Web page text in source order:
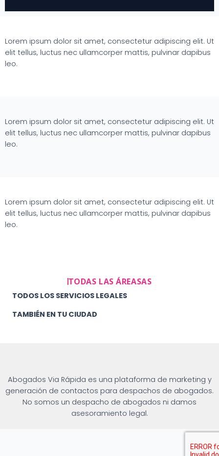
Lorem ipsum dolor sit amet, consectetur adipiscing elit. Ut
elit tellus, luctus nec ullamcorper mattis, pulvinar dapibus
leo.
Lorem ipsum dolor sit amet, consectetur adipiscing elit. Ut
elit tellus, luctus nec ullamcorper mattis, pulvinar dapibus
leo.
Lorem ipsum dolor sit amet, consectetur adipiscing elit. Ut
elit tellus, luctus nec ullamcorper mattis, pulvinar dapibus
leo.
TODAS LAS ÁREASAS
TODOS LOS SERVICIOS LEGALES
TAMBIÉN EN TU CIUDAD
Abogados Via Rápida es una plataforma de marketing y
generación de contactos para despachos de abogados.
No somos un despacho de abogados ni damos
asesoramiento legal.